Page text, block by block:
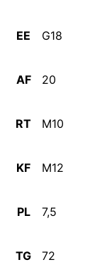
EE G18
AF 20
RT M10
KF M12
PL 7,5
TG 72